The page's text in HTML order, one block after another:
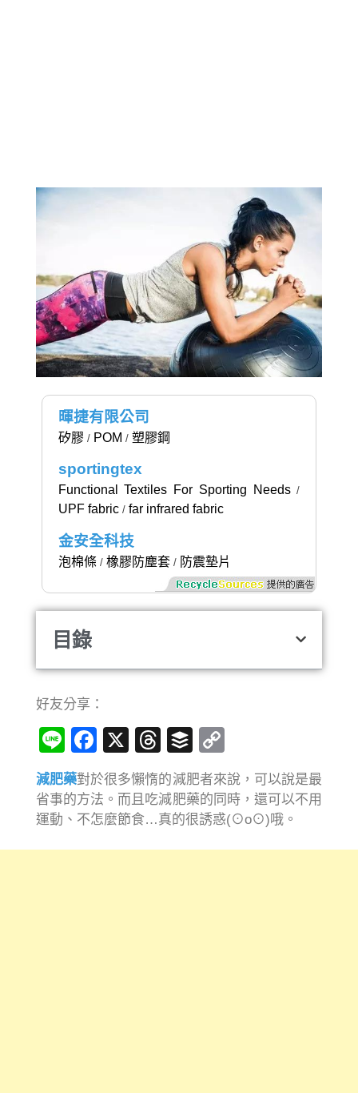
暉捷有限公司
矽膠 / POM / 塑膠鋼
sportingtex
Functional Textiles For Sporting Needs/
UPF fabric/ far infrared fabric
金安全科技
泡棉條/ 橡膠防塵套/ 防震墊片
目錄
好友分享：
LineFacebook
X Threads
Buffer
Link
減肥藥對於很多懶惰的減肥者來說，可以說是最
省事的方法。而且吃減肥藥的同時，還可以不用
運動、不怎麼節食…真的很誘惑(⊙o⊙)哦。